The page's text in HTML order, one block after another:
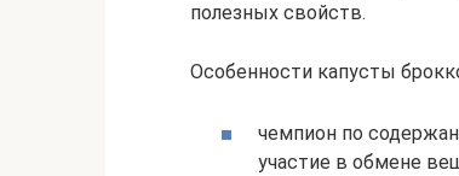
полезных свойств.
Особенности капусты
чемпион по
участие в обмене